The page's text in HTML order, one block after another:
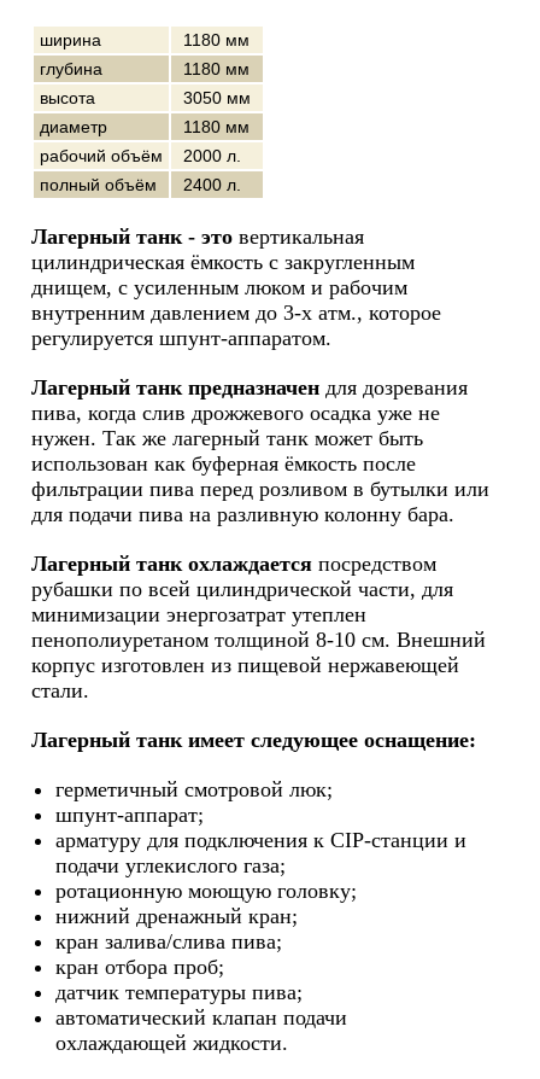
ширина
1180 мм
глубина
1180 мм
высота
3050 мм
диаметр
1180 мм
рабочий объём
2000 л.
полный объём
2400 л.
Лагерный танк - это вертикальная
цилиндрическая ёмкость с закругленным
днищем, с усиленным люком и рабочим
внутренним давлением до 3-х атм., которое
регулируется шпунт-аппаратом.
Лагерный танк предназначен для дозревания
пива, когда слив дрожжевого осадка уже не
нужен. Так же лагерный танк может быть
использован как буферная ёмкость после
фильтрации пива перед розливом в бутылки или
для подачи пива на разливную колонну бара.
Лагерный танк охлаждаетсяпосредством
рубашки по всей цилиндрической части, для
минимизации энергозатрат утеплен
пенополиуретаном толщиной 8-10 см. Внешний
корпус изготовлен из пищевой нержавеющей
стали.
Лагерный танк имеет следующее оснащение:
герметичный смотровой люк;
шпунт-аппарат;
арматуру для подключения к CIP-станции и
подачи углекислого газа;
ротационную моющую головку;
нижний дренажный кран;
кран залива/слива пива;
кран отбора проб;
датчик температуры пива;
автоматический клапан подачи
охлаждающей жидкости.